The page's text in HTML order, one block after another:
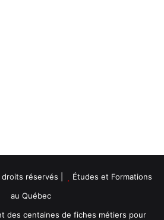
réservés |
Études et Formations
au Québec
des centaines de fiches métiers pour